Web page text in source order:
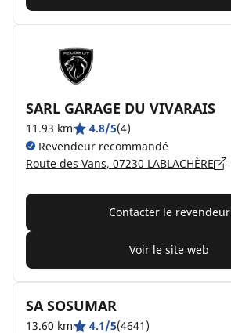
SARL GARAGE DU VIVARAIS
11.93 km 4.8/5(4)
Revendeur recommandé
Route des Vans, 07230 LABLACHÈRE
Contacter le revendeur
Voir le site web
SA SOSUMAR
13.60 km 4.1/5(4641)